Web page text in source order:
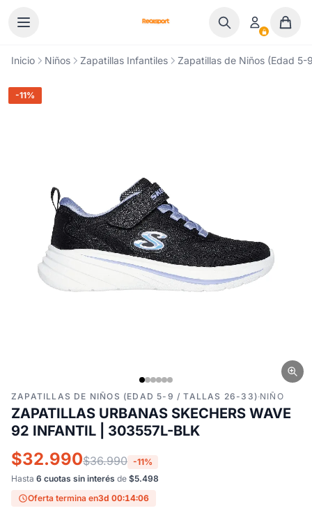
Inicio Niños Zapatillas Infantiles Zapatillas de Niños (Edad
-11%
ZAPATILLAS DE NIÑOS (EDAD 5-9 / TALLAS 26-33)·NIÑO
ZAPATILLAS URBANAS SKECHERS WAVE
92 INFANTIL | 303557L-BLK
$32.990$36.990 -11%
Hasta 6 cuotas sin interés de $5.498
Oferta termina en3d 00:14:05